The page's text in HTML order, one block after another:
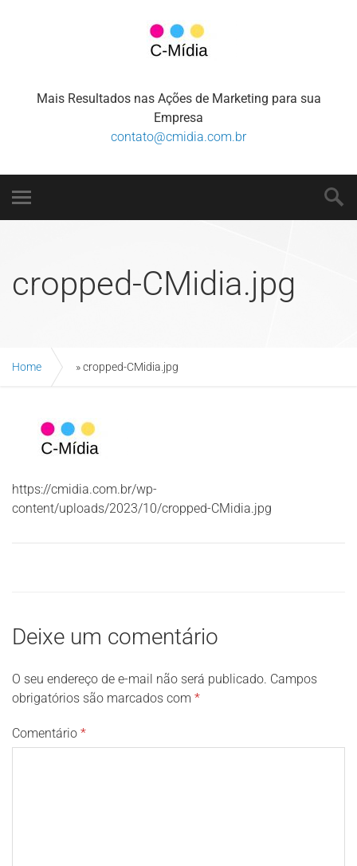
Mais Resultados nas Ações de Marketing para sua
Empresa
contato@cmidia.com.br
cropped-CMidia.jpg
Home »cropped-CMidia.jpg
https://cmidia.com.br/wp-
content/uploads/2023/10/cropped-CMidia.jpg
Deixe um comentário
O seu endereço de e-mail não será publicado. Campos
obrigatórios são marcados com *
Comentário *